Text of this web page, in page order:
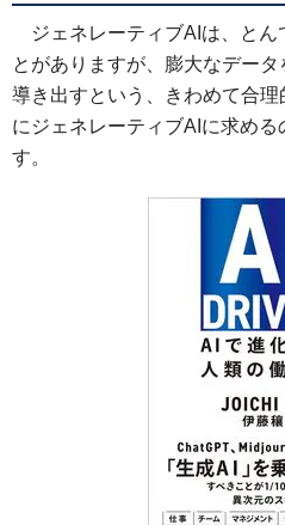
ジェネレーティブAIは、と
とがありますが、膨大なデー
導き出すという、きわめて合
にジェネレーティブAIに求め
す。